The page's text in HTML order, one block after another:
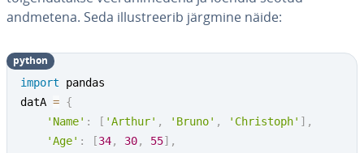
andmetena. Seda il­lust­ree­rib järgmine näide:
import pandas
datA = {
'Name' : [ 'Arthur' , 'Bruno' , 'Christoph' ] ,
'Age' : [34, 30, 55] ,
python